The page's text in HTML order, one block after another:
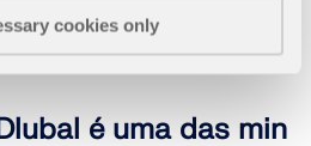
cookies only
é uma das min